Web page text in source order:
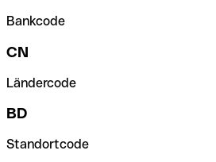
Bankcode
CN
Ländercode
BD
Standortcode